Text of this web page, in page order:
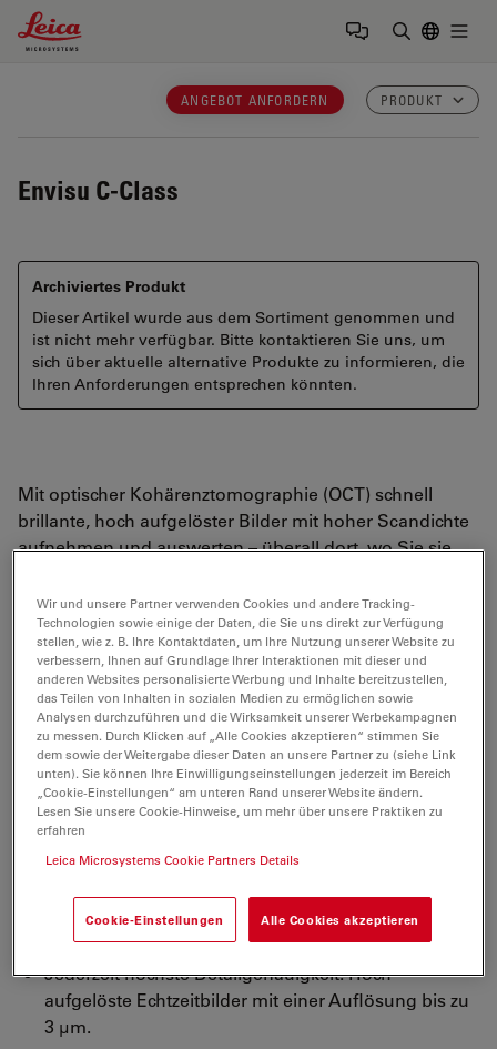
Leica Microsystems Logo
ANGEBOT ANFORDERN PRODUKT
Envisu C-Class
Archiviertes Produkt
Dieser Artikel wurde aus dem Sortiment genommen und
ist nicht mehr verfügbar. Bitte kontaktieren Sie uns, um
sich über aktuelle alternative Produkte zu informieren, die
Ihren Anforderungen entsprechen könnten.
Mit optischer Kohärenztomographie (OCT) schnell
brillante, hoch aufgelöster Bilder mit hoher Scandichte
aufnehmen und auswerten – überall dort, wo Sie sie
Envisu C2300 eignet sich selbst für Frühgeborene.
Envisu, ist eine tragbare OCT-Lösung mit einem
bestimmungsgemäßen Gebrauch zur Unterstützung
der Diagnose von physiologischen und pathologischen
Erkrankungen des Auges.
OCT kommt zum Patienten: Der handgeführte OCT-
Scankopf mit mobilem Wagen ermöglicht flexible
Bildgebung in der Intensivstation, im OP und in
kontinuierliche, hochwertige Echtzeitaufnahmen an
einem Operationsmikroskop befestigt werden.
Jederzeit höchste Detailgenauigkeit: Hoch
aufgelöste Echtzeitbilder mit einer Auflösung bis zu
3 μm.
Wir und unsere Partner verwenden Cookies und andere Tracking-
Technologien sowie einige der Daten, die Sie uns direkt zur Verfügung
stellen, wie z. B. Ihre Kontaktdaten, um Ihre Nutzung unserer Website zu
verbessern, Ihnen auf Grundlage Ihrer Interaktionen mit dieser und
anderen Websites personalisierte Werbung und Inhalte bereitzustellen,
das Teilen von Inhalten in sozialen Medien zu ermöglichen sowie
Analysen durchzuführen und die Wirksamkeit unserer Werbekampagnen
zu messen. Durch Klicken auf „Alle Cookies akzeptieren“ stimmen Sie
dem sowie der Weitergabe dieser Daten an unsere Partner zu (siehe Link
unten). Sie können Ihre Einwilligungseinstellungen jederzeit im Bereich
„Cookie-Einstellungen“ am unteren Rand unserer Website ändern.
Lesen Sie unsere Cookie-Hinweise, um mehr über unsere Praktiken zu
erfahren
Leica Microsystems Cookie Partners Details
Cookie-Einstellungen Alle Cookies akzeptieren